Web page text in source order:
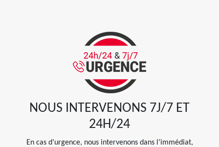
NOUS INTERVENONS 7J/7 ET
24H/24
En cas d’urgence, nous intervenons dans l’immédiat,